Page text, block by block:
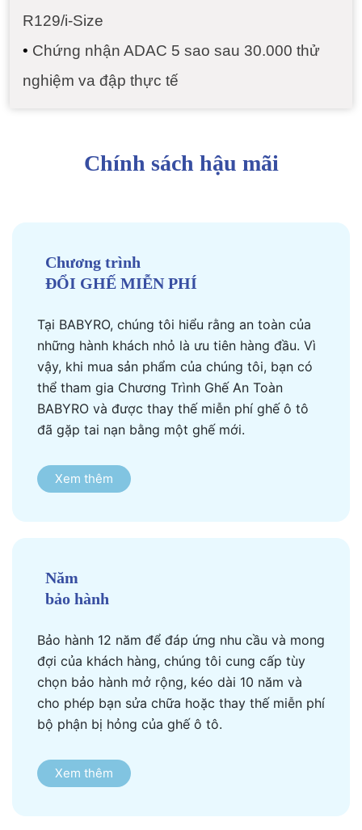
R129/i-Size
• Chứng nhận ADAC 5 sao sau 30.000 thử
nghiệm va đập thực tế
Chính sách hậu mãi
Chương trình
ĐỔI GHẾ MIỄN PHÍ
Tại BABYRO, chúng tôi hiểu rằng an toàn của
những hành khách nhỏ là ưu tiên hàng đầu. Vì
vậy, khi mua sản phẩm của chúng tôi, bạn có
thể tham gia Chương Trình Ghế An Toàn
BABYRO và được thay thế miễn phí ghế ô tô
đã gặp tai nạn bằng một ghế mới.
Xem thêm
Năm
bảo hành
Bảo hành 12 năm để đáp ứng nhu cầu và mong
đợi của khách hàng, chúng tôi cung cấp tùy
chọn bảo hành mở rộng, kéo dài 10 năm và
cho phép bạn sửa chữa hoặc thay thế miễn phí
bộ phận bị hỏng của ghế ô tô.
Xem thêm